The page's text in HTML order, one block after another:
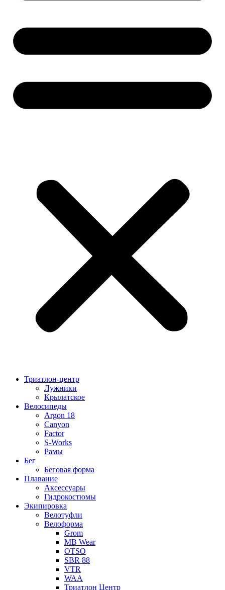
Триатлон-центр
Лужники
Крылатское
Велосипеды
Argon 18
Canyon
Factor
S-Works
Рамы
Бег
Беговая форма
Плавание
Аксессуары
Гидрокостюмы
Экипировка
Велотуфли
Велоформа
Grom
MB Wear
OTSO
SBR 88
VTR
WAA
Триатлон Центр